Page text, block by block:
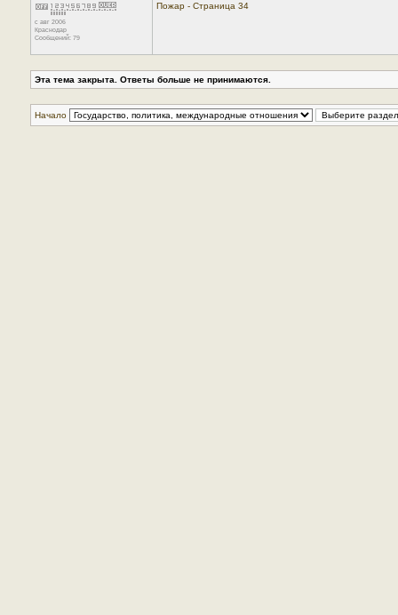
с авг 2006
Краснодар
Сообщений: 79
Пожар - Страница 34
Эта тема закрыта. Ответы больше не принимаются.
Начало